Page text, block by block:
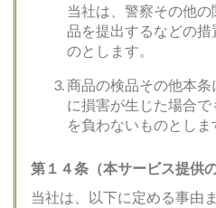
当社は、警察その他
品を提出するなどの
のとします。
商品の検品その他本
に損害が生じた場合
を負わないものとしま
第１４条（本サービス提供の
当社は、以下に定める事由